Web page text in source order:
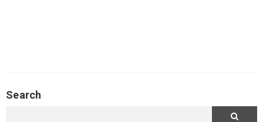
Search